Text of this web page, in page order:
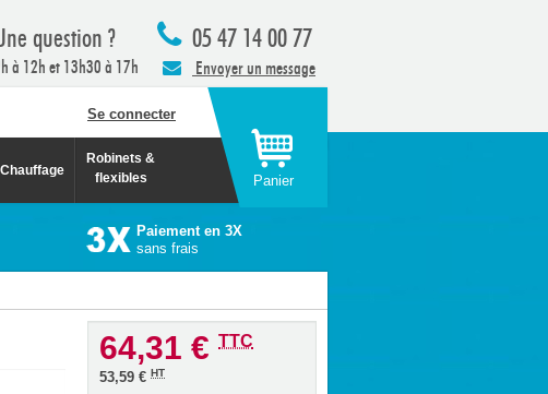
05 47 14 00 77
Envoyer un message
question ?
à 12h et 13h30 à 17h
Se connecter
Chauffage
Robinets &
flexibles
Panier
Paiement en 3X
sans frais
64,31 € TTC
53,59 € HT